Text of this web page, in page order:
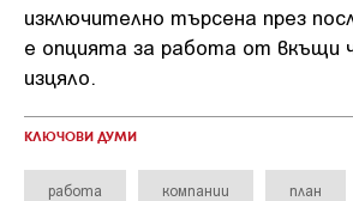
изключително търсена през
е опцията за работа от вкъщи
изцяло.
КЛЮЧОВИ ДУМИ
работа компании план